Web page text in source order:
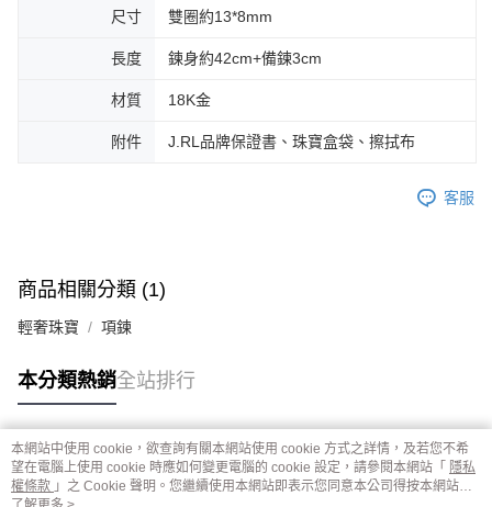
尺寸 雙圈約13*8mm
長度 鍊身約42cm+備鍊3cm
材質 18K金
附件 J.RL品牌保證書、珠寶盒袋、擦拭布
客服
商品相關分類 (1)
輕奢珠寶 項鍊
本分類熱銷全站排行
熱門標籤
本網站中使用 cookie，欲查詢有關本網站使用 cookie 方式之詳情，及若您不希
望在電腦上使用 cookie 時應如何變更電腦的 cookie 設定，請參閱本網站「 隱私
權條款 」之 Cookie 聲明。您繼續使用本網站即表示您同意本公司得按本網站使